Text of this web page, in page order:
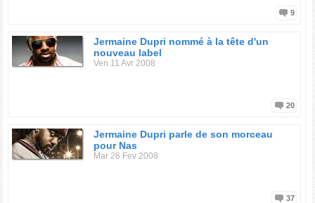
9
Jermaine Dupri nommé à la tête d'un
nouveau label
Ven 11 Avr 2008
20
Jermaine Dupri parle de son morceau
pour Nas
Mar 26 Fev 2008
37